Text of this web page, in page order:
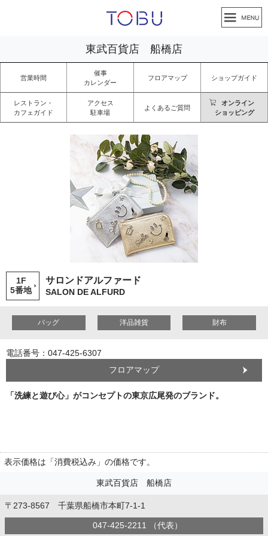
東武百貨店 船橋店
営業時間
催事
カレンダー
フロアマップ ショップガイド
レストラン・
カフェガイド
アクセス
駐車場
よくあるご質問
オンライン
ショッピング
1F
5番地
サロンドアルファード
SALON DE ALFURD
バッグ 洋品雑貨 財布
電話番号：047-425-6307
フロアマップ
「洗練と遊び心」がコンセプトの東京広尾発のブランド。
表示価格は「消費税込み」の価格です。
東武百貨店 船橋店
〒273-8567 千葉県船橋市本町7-1-1
047-425-2211 （代表）